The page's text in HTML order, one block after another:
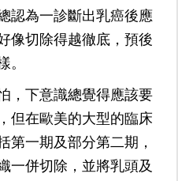
認為一診斷出乳癌後應
像切除得越徹底，預後
。
，下意識總覺得應該要
但在歐美的大型的臨床
第一期及部分第二期，
一併切除，並將乳頭及